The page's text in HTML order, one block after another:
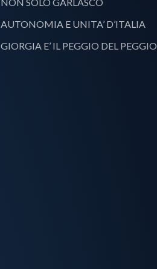
NON SOLO GARLASCO
AUTONOMIA E UNITA’ D’ITALIA
GIORGIA E’ IL PEGGIO DEL PEGGIO